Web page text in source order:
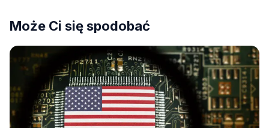
Może Ci się spodobać